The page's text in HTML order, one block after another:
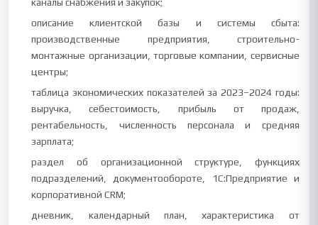
описание клиентской базы и системы сбыта:
производственные предприятия, строительно-
монтажные организации, торговые компании, сервисные
центры;
таблица экономических показателей за 2023–2024 годы:
выручка, себестоимость, прибыль от продаж,
рентабельность, численность персонала и средняя
зарплата;
раздел об организационной структуре, функциях
подразделений, документообороте, 1С:Предприятие и
корпоративной CRM;
дневник, календарный план, характеристика от